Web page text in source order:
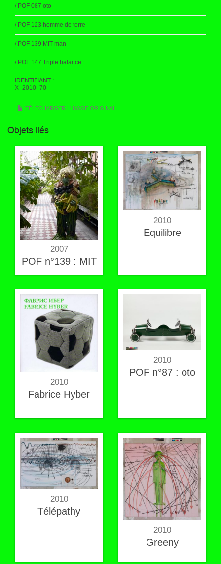
/ POF 087 oto
/ POF 123 homme de terre
/ POF 139 MIT man
/ POF 147 Triple balance
IDENTIFIANT :
X_2010_70
TÉLÉCHARGER L'IMAGE ORIGINAL
Objets liés
2007
POF n°139 : MIT
man
2010
Equilibre
2010
Fabrice Hyber
2010
POF n°87 : oto
2010
Télépathy
2010
Greeny